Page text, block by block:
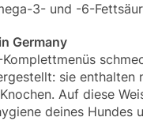
3- und -6-
Germany
Komplettmenüs
sie enthalten
Auf diese
deines Hundes